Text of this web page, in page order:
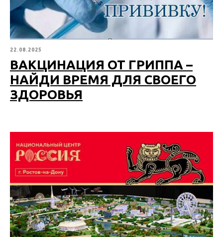
22.08.2025
ВАКЦИНАЦИЯ ОТ ГРИППА –
НАЙДИ ВРЕМЯ ДЛЯ СВОЕГО
ЗДОРОВЬЯ